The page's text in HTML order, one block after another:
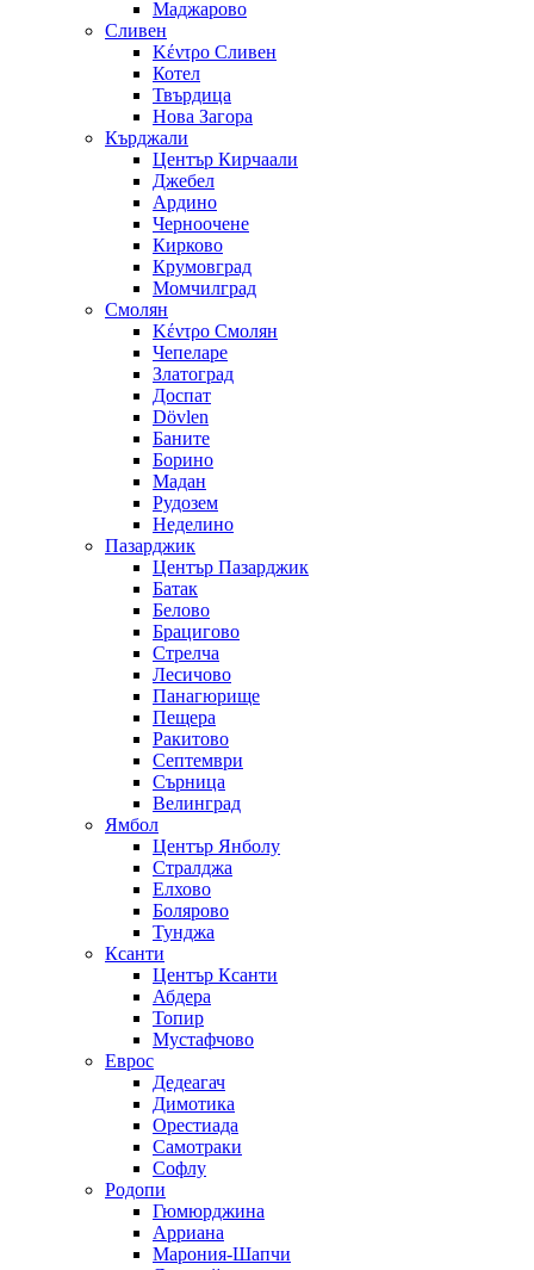
Маджарово
Сливен
Κέντρο Сливен
Котел
Твърдица
Нова Загора
Кърджали
Център Кирчаали
Джебел
Ардино
Черноочене
Кирково
Крумовград
Момчилград
Смолян
Κέντρο Смолян
Чепеларе
Златоград
Доспат
Dövlen
Баните
Борино
Мадан
Рудозем
Неделино
Пазарджик
Център Пазарджик
Батак
Белово
Брацигово
Стрелча
Лесичово
Панагюрище
Пещера
Ракитово
Септември
Сърница
Велинград
Ямбол
Център Янболу
Стралджа
Елхово
Болярово
Тунджа
Ксанти
Център Ксанти
Абдера
Топир
Мустафчово
Еврос
Дедеагач
Димотика
Орестиада
Самотраки
Софлу
Родопи
Гюмюрджина
Арриана
Марония-Шапчи